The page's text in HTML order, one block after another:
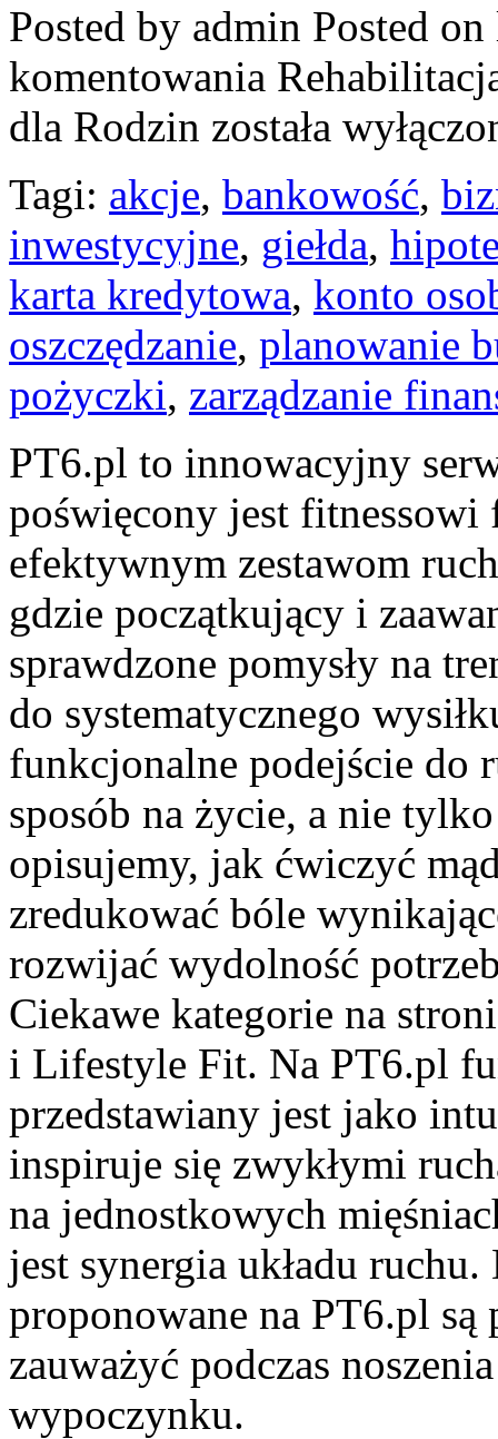
Posted by admin Posted
komentowania
dla Rodzin została
Tagi: akcje, bankowość,
inwestycyjne, giełda,
karta kredytowa, konto
oszczędzanie, planowanie
pożyczki, zarządzanie
PT6.pl to innowacyjny
poświęcony jest fitnessowi
efektywnym zestawom
gdzie początkujący i
sprawdzone pomysły na
do systematycznego
funkcjonalne podejście do
sposób na życie, a nie
opisujemy, jak ćwiczyć
zredukować bóle
rozwijać wydolność
Ciekawe kategorie na
i Lifestyle Fit. Na PT6.pl
przedstawiany jest jako
inspiruje się zwykłymi
na jednostkowych
jest synergia układu
proponowane na PT6.pl są
zauważyć podczas
wypoczynku.